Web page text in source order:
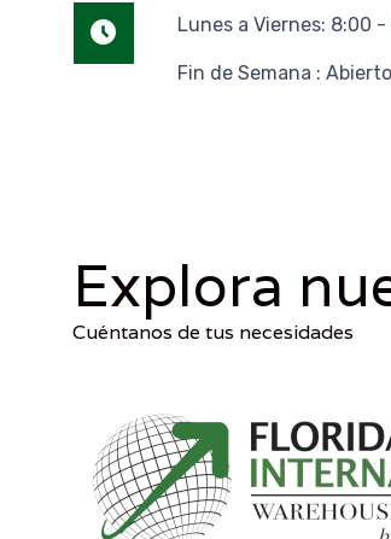
Lunes a Viernes: 8:00 -
Fin de Semana :
Explora
Cuéntanos de tus necesidades